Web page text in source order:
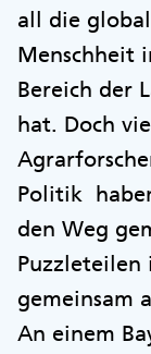
all die
Menschheit
Bereich der
hat. Doch
Politik
den Weg
Puzzleteilen
gemeinsam
An einem